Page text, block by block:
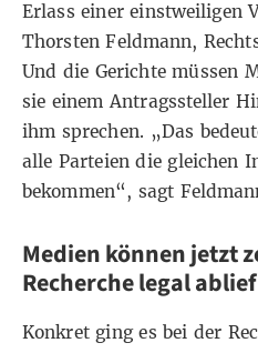
Erlass einer einstweiligen
Thorsten Feldmann,
Und die Gerichte müssen
sie einem Antragssteller
ihm sprechen. „Das
alle Parteien die gleichen
bekommen“, sagt
Medien können jetzt
Recherche legal ablief
Konkret ging es bei der